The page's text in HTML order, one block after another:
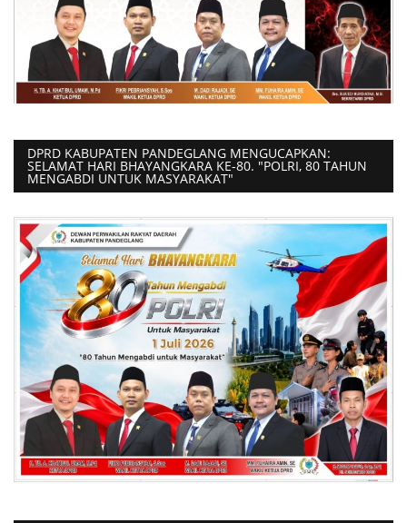
DPRD KABUPATEN PANDEGLANG MENGUCAPKAN:
SELAMAT HARI BHAYANGKARA KE-80. "POLRI, 80 TAHUN
MENGABDI UNTUK MASYARAKAT"